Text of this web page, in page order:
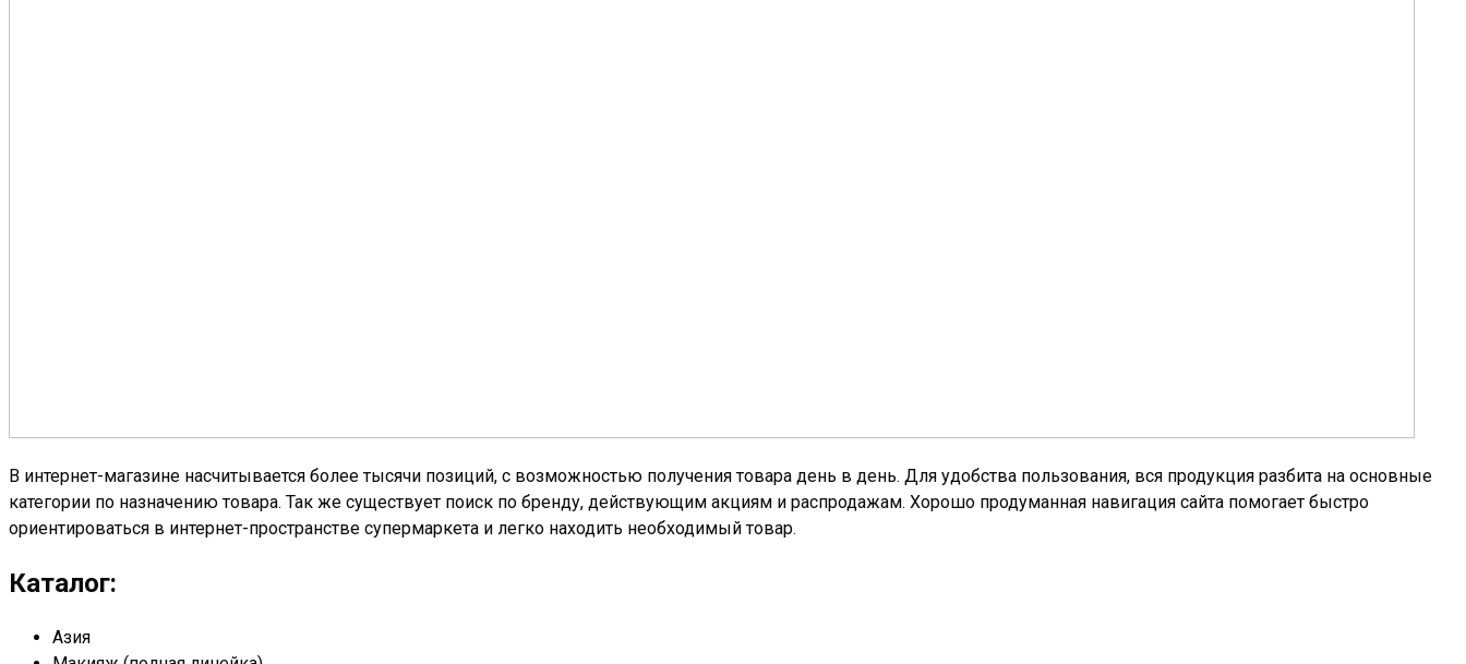
В интернет-магазине насчитывается более тысячи позиций, с возможностью получения товара день в день. Для удобства пользования, вся продукция разбита на основные
категории по назначению товара. Так же существует поиск по бренду, действующим акциям и распродажам. Хорошо продуманная навигация сайта помогает быстро
ориентироваться в интернет-пространстве супермаркета и легко находить необходимый товар.
Каталог:
Азия